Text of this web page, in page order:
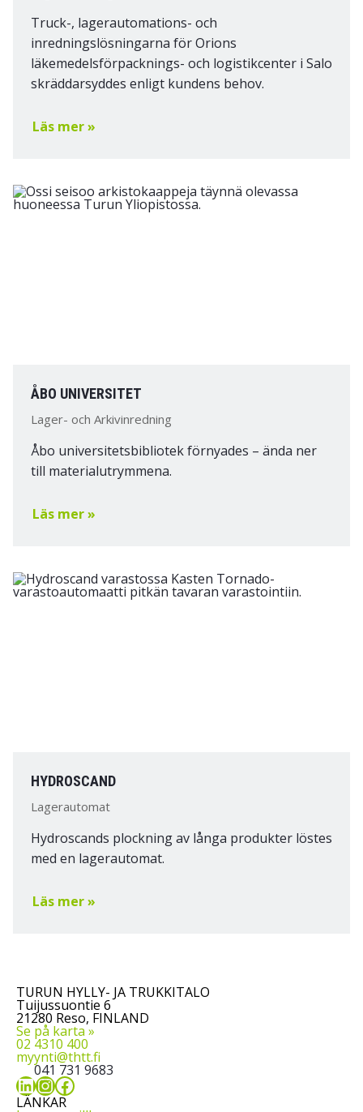
Truck-, lagerautomations- och
inredningslösningarna för Orions
läkemedelsförpacknings- och logistikcenter i Salo
skräddarsyddes enligt kundens behov.
Läs mer »
ÅBO UNIVERSITET
Lager- och Arkivinredning
Åbo universitetsbibliotek förnyades – ända ner
till materialutrymmena.
Läs mer »
HYDROSCAND
Lagerautomat
Hydroscands plockning av långa produkter löstes
med en lagerautomat.
Läs mer »
TURUN HYLLY- JA TRUKKITALO
Tuijussuontie 6
21280 Reso, FINLAND
Se på karta »
02 4310 400
myynti@thtt.fi
041 731 9683
LinkedIn
Instagram
Facebook
LÄNKAR